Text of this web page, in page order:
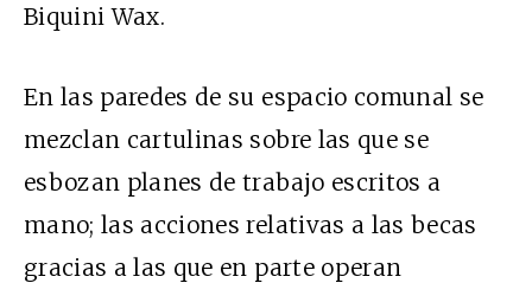
Biquini Wax.
En las paredes de su espacio comunal se
mezclan cartulinas sobre las que se
esbozan planes de trabajo escritos a
mano; las acciones relativas a las becas
gracias a las que en parte operan